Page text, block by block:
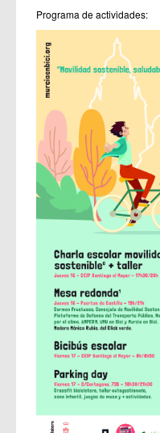
Programa de actividades: